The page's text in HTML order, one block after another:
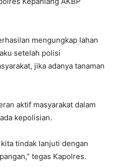
mengungkap lahan
setelah polisi
jika adanya tanaman
aktif masyarakat dalam
kepolisian.
tindak lanjuti dengan
tegas Kapolres.